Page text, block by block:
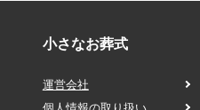
小さなお葬式
運営会社